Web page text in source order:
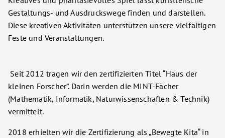
Gestaltungs- und Ausdruckswege finden und darstellen.
Diese kreativen Aktivitäten unterstützen unsere vielfältigen
Feste und Veranstaltungen.
Seit 2012 tragen wir den zertifizierten Titel “Haus der
kleinen Forscher”. Darin werden die MINT-Fächer
(Mathematik, Informatik, Naturwissenschaften & Technik)
vermittelt.
2018 erhielten wir die Zertifizierung als „Bewegte Kita“ in